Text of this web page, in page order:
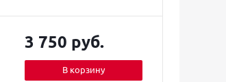
3 750 руб.
В корзину